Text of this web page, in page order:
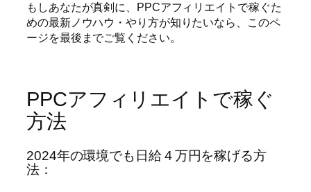
もしあなたが真剣に、PPCアフィリエイトで稼ぐた
めの最新ノウハウ・やり方が知りたいなら、このペ
ージを最後までご覧ください。
PPCアフィリエイトで稼ぐ
方法
2024年の環境でも日給４万円を稼げる方
法：